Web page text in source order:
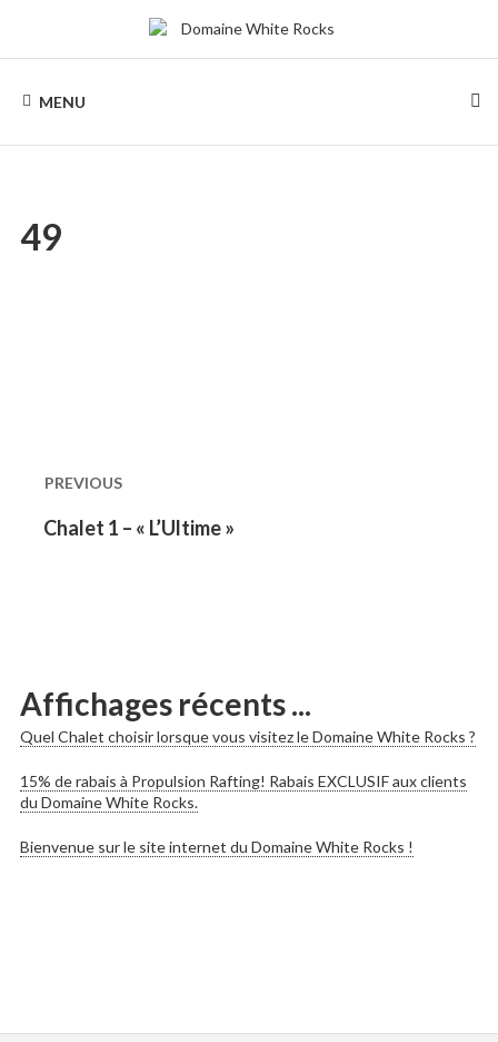
WHITE
ROCKS
de
Chalets
bois
MENU
49
dans
les
PREVIOUS
Previous
Chalet 1 – « L’Ultime »
Affichages récents ...
Quel Chalet choisir lorsque vous visitez le Domaine White Rocks ?
15% de rabais à Propulsion Rafting! Rabais EXCLUSIF aux clients
du Domaine White Rocks.
Bienvenue sur le site internet du Domaine White Rocks !